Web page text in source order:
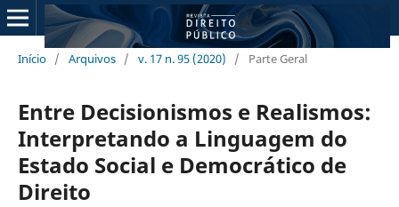
Início / Arquivos / v. 17 n. 95 (2020) / Parte Geral
Entre Decisionismos e Realismos:
Interpretando a Linguagem do
Estado Social e Democrático de
Direito